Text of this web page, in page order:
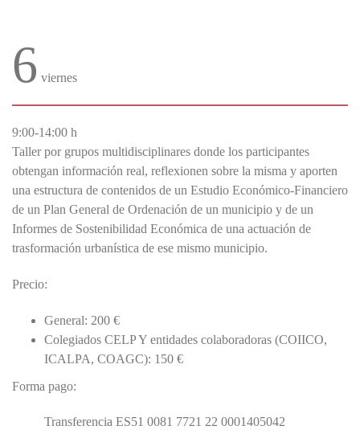
6 viernes
9:00-14:00 h
Taller por grupos multidisciplinares donde los participantes
obtengan información real, reflexionen sobre la misma y aporten
una estructura de contenidos de un Estudio Económico-Financiero
de un Plan General de Ordenación de un municipio y de un
Informes de Sostenibilidad Económica de una actuación de
trasformación urbanística de ese mismo municipio.
Precio:
General: 200 €
Colegiados CELP Y entidades colaboradoras (COIICO,
ICALPA, COAGC): 150 €
Forma pago:
Transferencia ES51 0081 7721 22 0001405042